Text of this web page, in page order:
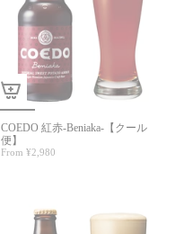
COEDO 紅赤-Beniaka-【クール
便】
From ¥2,980